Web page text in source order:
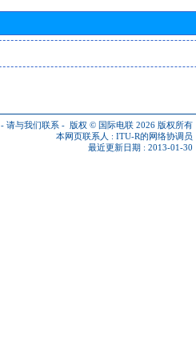
- 请与我们联系 - 版权 © 国际电联 2026 版权所有
本网页联系人 : ITU-R的网络协调员
最近更新日期 : 2013-01-30